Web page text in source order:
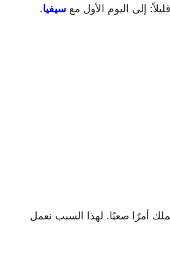
إلى اليوم الأول مع سيفيا.
أمرًا صعبًا. لهذا السبب نعمل